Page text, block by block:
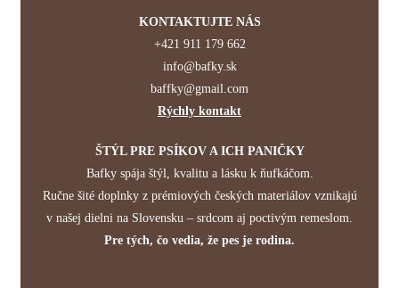
KONTAKTUJTE NÁS
+421 911 179 662
info@bafky.sk
baffky@gmail.com
Rýchly kontakt
ŠTÝL PRE PSÍKOV A ICH PANIČKY
Bafky spája štýl, kvalitu a lásku k ňufkáčom.
Ručne šité doplnky z prémiových českých materiálov vznikajú
v našej dielni na Slovensku – srdcom aj poctivým remeslom.
Pre tých, čo vedia, že pes je rodina.